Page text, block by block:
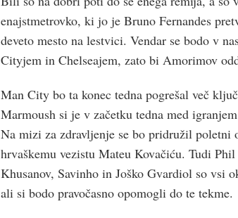
enajstmetrovko, ki jo je Bruno Fernandes
deveto mesto na lestvici. Vendar se bodo v
Cityjem in Chelseajem, zato bi Amorimov
Man City bo ta konec tedna pogrešal več
Marmoush si je v začetku tedna med
Na mizi za zdravljenje se bo pridružil poletni
hrvaškemu vezistu Mateu Kovačiću. Tudi
Khusanov, Savinho in Joško Gvardiol so vsi
ali si bodo pravočasno opomogli do te tekme.